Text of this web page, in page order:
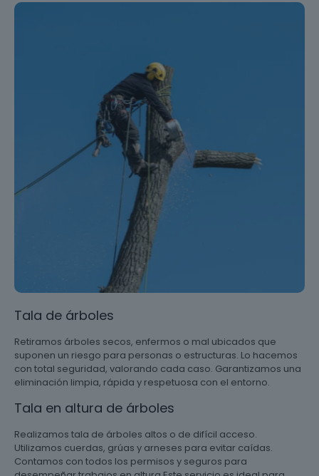
Tala de árboles
Retiramos árboles secos, enfermos o mal ubicados que
suponen un riesgo para personas o estructuras. Lo hacemos
con total seguridad, valorando cada caso. Garantizamos una
eliminación limpia, rápida y respetuosa con el entorno.
Tala en altura de árboles
Realizamos tala de árboles altos o de difícil acceso.
Utilizamos cuerdas, grúas y arneses para evitar caídas.
Contamos con todos los permisos y seguros para